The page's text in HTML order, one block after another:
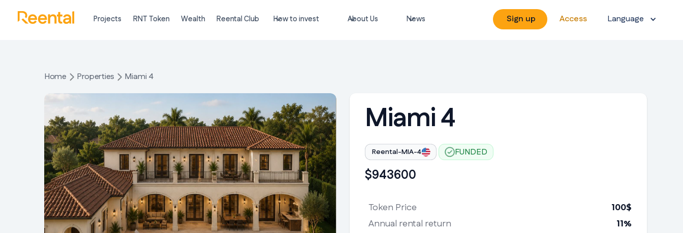
Projects RNT Token Wealth Reental Club How to invest About Us News Sign up Access Language
Home Properties Miami 4
Miami 4
Reental-MIA-4 FUNDED
$943600
Token Price 100$
Annual rental return 11%